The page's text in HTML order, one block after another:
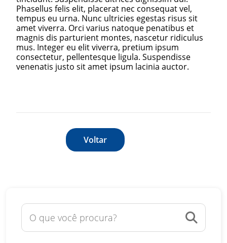
Phasellus felis elit, placerat nec consequat vel,
tempus eu urna. Nunc ultricies egestas risus sit
amet viverra. Orci varius natoque penatibus et
magnis dis parturient montes, nascetur ridiculus
mus. Integer eu elit viverra, pretium ipsum
consectetur, pellentesque ligula. Suspendisse
venenatis justo sit amet ipsum lacinia auctor.
Voltar